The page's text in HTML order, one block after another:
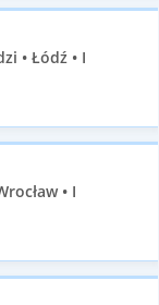
• Łódź • I
• I